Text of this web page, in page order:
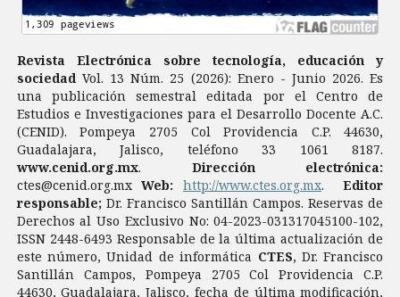
Revista Electrónica sobre tecnología, educación y
sociedad Vol. 13 Núm. 25 (2026): Enero - Junio 2026. Es
una publicación semestral editada por el Centro de
Estudios e Investigaciones para el Desarrollo Docente A.C.
(CENID). Pompeya 2705 Col Providencia C.P. 44630,
Guadalajara, Jalisco, teléfono 33 1061 8187.
www.cenid.org.mx. Dirección electrónica:
ctes@cenid.org.mxWeb: http://www.ctes.org.mx. Editor
responsable; Dr. Francisco Santillán Campos. Reservas de
Derechos al Uso Exclusivo No: 04-2023-031317045100-102,
ISSN 2448-6493 Responsable de la última actualización de
este número, Unidad de informática CTES, Dr. Francisco
Santillán Campos, Pompeya 2705 Col Providencia C.P.
44630, Guadalajara, Jalisco, fecha de última modificación,